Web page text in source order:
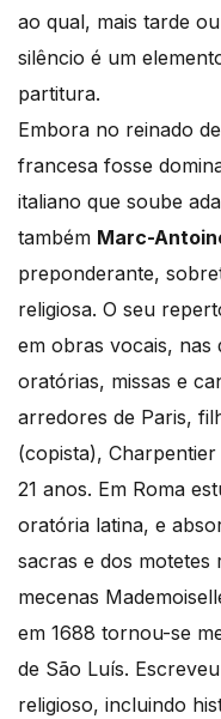
ao qual, mais tarde
silêncio é um
partitura.
Embora no reinado
francesa fosse
italiano que soube
também Marc-
preponderante,
religiosa. O seu
em obras vocais, nas
oratórias, missas e
arredores de Paris,
(copista),
21 anos. Em Roma
oratória latina, e
sacras e dos motetes
mecenas
em 1688 tornou-se
de São Luís.
religioso, incluindo